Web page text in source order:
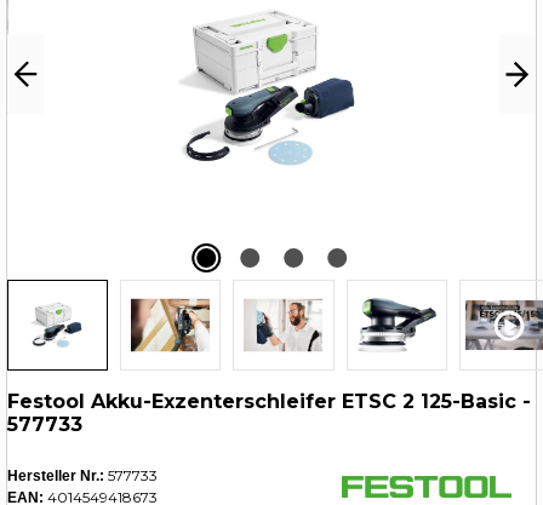
Festool Akku-Exzenterschleifer ETSC 2 125-Basic -
577733
Hersteller Nr.: 577733
EAN: 4014549418673